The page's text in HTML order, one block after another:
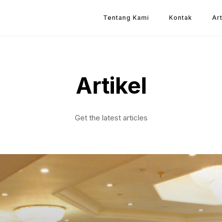
Tentang Kami Kontak
Artikel
Get the latest articles